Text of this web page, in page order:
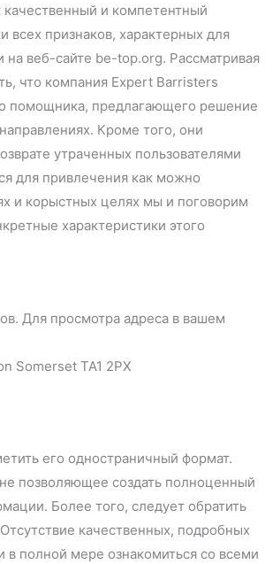
и компетентный
всех признаков, характерных для
веб-сайте be-top.org. Рассматривая
что компания Expert Barristers
помощника, предлагающего решение
Кроме того, они
утраченных пользователями
для привлечения как можно
и корыстных целях мы и поговорим
характеристики этого
Для просмотра адреса в вашем
Somerset TA1 2PX
его одностраничный формат.
позволяющее создать полноценный
Более того, следует обратить
качественных, подробных
полной мере ознакомиться со всеми